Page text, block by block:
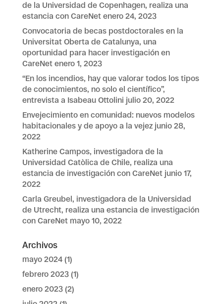
de la Universidad de Copenhagen, realiza una
estancia con CareNet enero 24, 2023
Convocatoria de becas postdoctorales en la
Universitat Oberta de Catalunya, una
oportunidad para hacer investigación en
CareNet enero 1, 2023
“En los incendios, hay que valorar todos los tipos
de conocimientos, no solo el científico”,
entrevista a Isabeau Ottolini julio 20, 2022
Envejecimiento en comunidad: nuevos modelos
habitacionales y de apoyo a la vejez junio 28,
2022
Katherine Campos, investigadora de la
Universidad Catòlica de Chile, realiza una
estancia de investigación con CareNet junio 17,
2022
Carla Greubel, investigadora de la Universidad
de Utrecht, realiza una estancia de investigación
con CareNet mayo 10, 2022
Archivos
mayo 2024(1)
febrero 2023(1)
enero 2023(2)